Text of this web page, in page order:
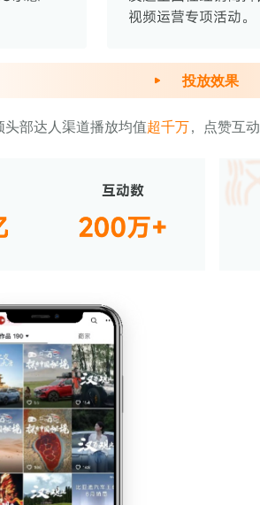
投放效果
部达人渠道播放均值超千万，点赞互